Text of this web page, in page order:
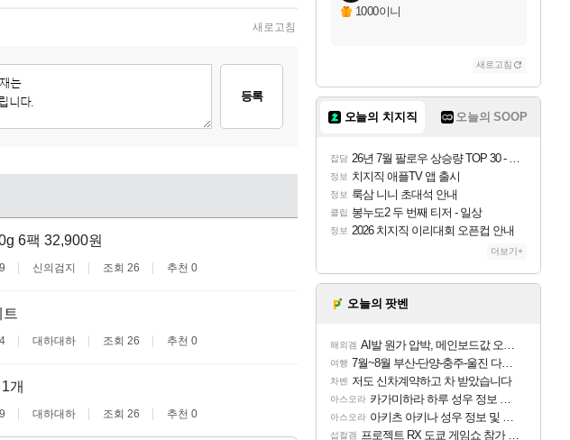
새로고침
등록
6팩 32,900원
신의검지 조회 26 추천 0
대하대하 조회 26 추천 0
개
대하대하 조회 26 추천 0
1000이니
새로고침
오늘의 치지직 오늘의 SOOP
잡담 26년 7월 팔로우 상승량 TOP 30 - 월간 치지직
정보 치지직 애플TV 앱 출시
정보 룩삼 니니 초대석 안내
클립 봉누도2 두 번째 티저 - 일상
정보 2026 치지직 이리대회 오픈컵 안내
더보기+
오늘의 팟벤
해외겜 AI발 원가 압박, 메인보드값 오르나
여행 7월~8월 부산-단양-충주-울진 다녀왔어요~
차벤 저도 신차계약하고 차 받았습니다
아스오라 카가미하라 하루 성우 정보 및 주요 필모
아스오라 아키츠 아키나 성우 정보 및 주요 필모
섭컬겜 프로젝트 RX 도쿄 게임쇼 참가 결정